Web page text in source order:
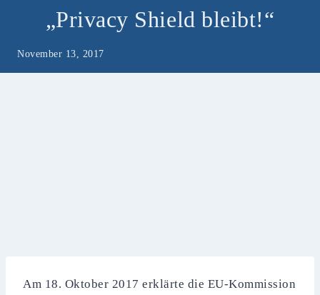
„Privacy Shield bleibt!“
November 13, 2017
Am 18. Oktober 2017 erklärte die EU-Kommission